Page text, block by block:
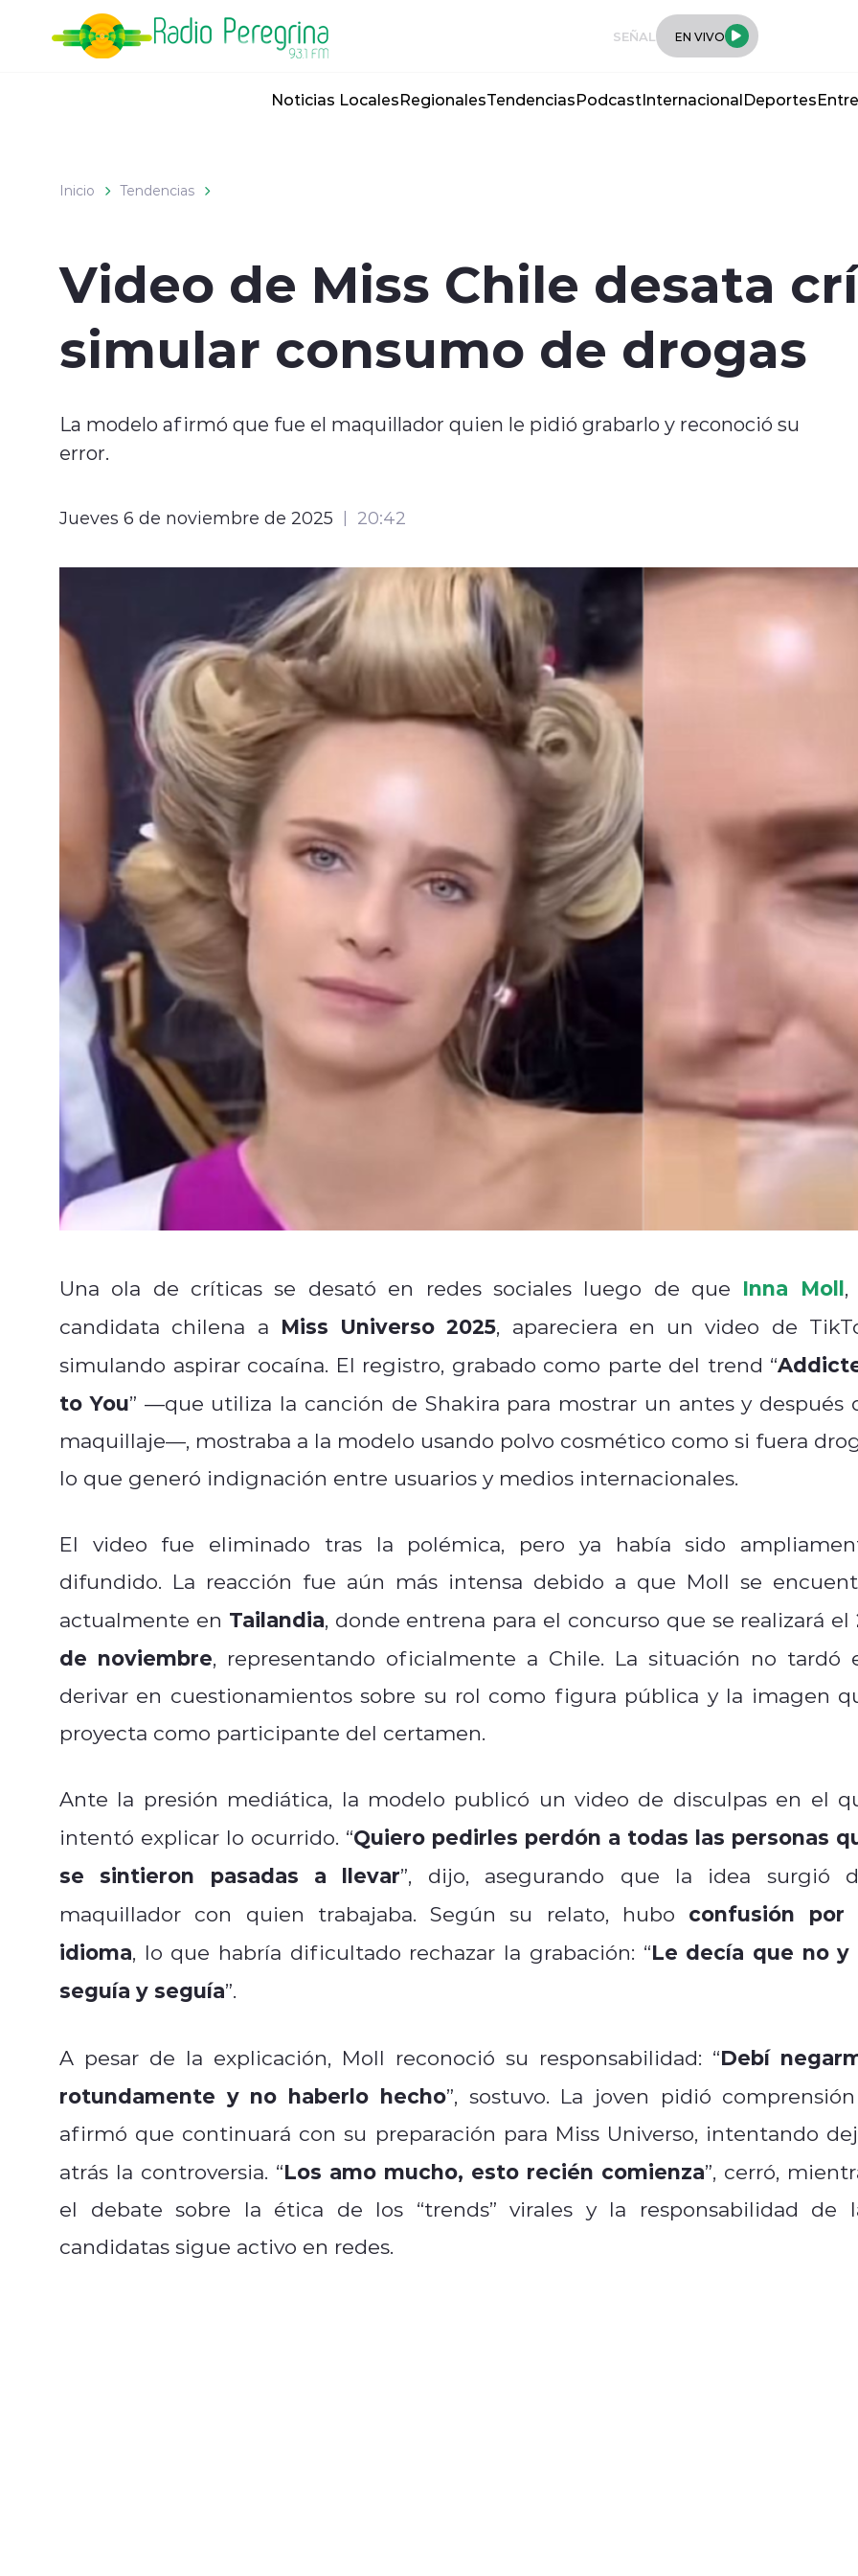
SEÑAL EN VIVO
Noticias LocalesRegionalesTendenciasPodcastInternacionalDeportes
Inicio Tendencias
Video de Miss Chile desata
simular consumo de drogas
La modelo afirmó que fue el maquillador quien le pidió grabarlo y reconoció su
error.
Jueves 6 de noviembre de 2025 20:42
Una ola de críticas se desató en redes sociales luego de que Inna Moll,
candidata chilena a Miss Universo 2025, apareciera en un video de
simulando aspirar cocaína. El registro, grabado como parte del trend “
to You” —que utiliza la canción de Shakira para mostrar un antes y después
maquillaje—, mostraba a la modelo usando polvo cosmético como si fuera
lo que generó indignación entre usuarios y medios internacionales.
El video fue eliminado tras la polémica, pero ya había sido
difundido. La reacción fue aún más intensa debido a que Moll se
actualmente en Tailandia, donde entrena para el concurso que se realizará el
de noviembre, representando oficialmente a Chile. La situación no tardó
derivar en cuestionamientos sobre su rol como figura pública y la imagen
proyecta como participante del certamen.
Ante la presión mediática, la modelo publicó un video de disculpas en el
intentó explicar lo ocurrido. “Quiero pedirles perdón a todas las personas
se sintieron pasadas a llevar”, dijo, asegurando que la idea surgió
maquillador con quien trabajaba. Según su relato, hubo confusión por
idioma, lo que habría dificultado rechazar la grabación: “Le decía que no y
seguía y seguía”.
A pesar de la explicación, Moll reconoció su responsabilidad: “Debí
rotundamente y no haberlo hecho”, sostuvo. La joven pidió
afirmó que continuará con su preparación para Miss Universo, intentando
atrás la controversia. “Los amo mucho, esto recién comienza”, cerró,
el debate sobre la ética de los “trends” virales y la responsabilidad de
candidatas sigue activo en redes.